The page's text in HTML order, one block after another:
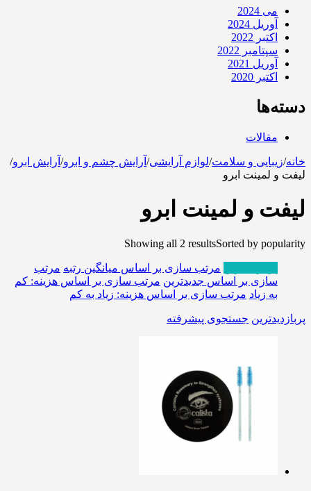
می 2024
آوریل 2024
اکتبر 2022
سپتامبر 2022
آوریل 2021
اکتبر 2020
دسته‌ها
مقالات
خانه/زیبایی و سلامت/لوازم آرایشی/ آرایش چشم و ابرو/ آرایش ابرو/
لیفت و لمینت ابرو
لیفت و لمینت ابرو
Showing all 2 resultsSorted by popularity
مرتب سازی بر اساس میانگین رتبه مرتب
سازی بر اساس جدیدترین مرتب سازی بر اساس هزینه: کم
به زیاد مرتب سازی بر اساس هزینه: زیاد به کم
پربازدیدترین جستجوی پیشرفته